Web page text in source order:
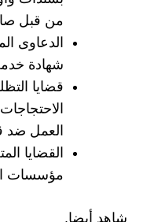
من قبل
الدعاوى
شهادة
قضايا
العمل ضد
القضايا
مؤسسات
شاهد أيضا.